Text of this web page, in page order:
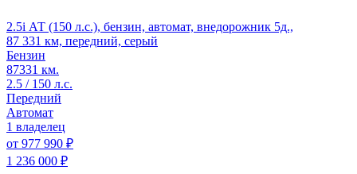
2.5i АТ (150 л.с.), бензин, автомат, внедорожник 5д.,
87 331 км, передний, серый
Бензин
87331 км.
2.5 / 150 л.с.
Передний
Автомат
1 владелец
от 977 990 ₽
1 236 000 ₽